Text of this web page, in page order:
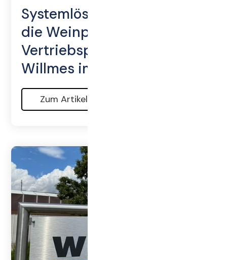
Systemlösungen rund um
die Weinpresse: Die
Vertriebsprodukte von
Willmes im Überblick
Zum Artikel